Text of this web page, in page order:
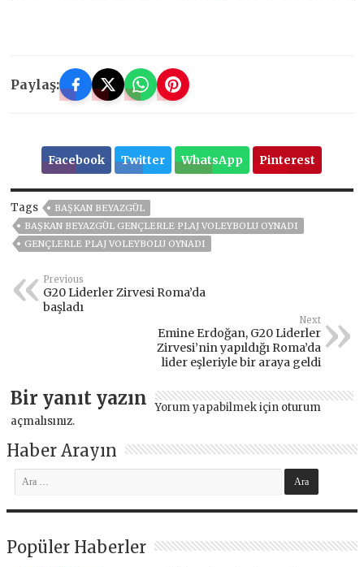
Paylaş:
Facebook Twitter WhatsApp Pinterest
Tags
BAŞKAN BEYAZGÜL
BAŞKAN BEYAZGÜL GENÇLERLE PLAJ VOLEYBOLU OYNADI
GENÇLERLE PLAJ VOLEYBOLU OYNADI
Previous
G20 Liderler Zirvesi Roma’da
başladı
Next
Emine Erdoğan, G20 Liderler
Zirvesi’nin yapıldığı Roma’da
lider eşleriyle bir araya geldi
Bir yanıt yazın Yorum yapabilmek için oturum
açmalısınız.
Haber Arayın
Popüler Haberler